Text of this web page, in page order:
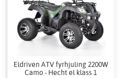
Eldriven ATV fyrhjuling 2200W
Camo - Hecht el klass 1